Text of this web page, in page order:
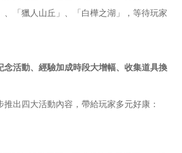
、「獵人山丘」、「白樺之湖」，等待玩家
念活動、經驗加成時段大增幅、收集道具換
出四大活動內容，帶給玩家多元好康：